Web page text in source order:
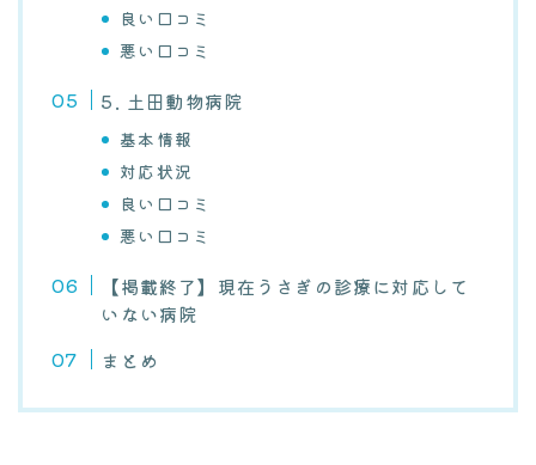
良い口コミ
悪い口コミ
5. 土田動物病院
基本情報
対応状況
良い口コミ
悪い口コミ
【掲載終了】現在うさぎの診療に対応して
いない病院
まとめ